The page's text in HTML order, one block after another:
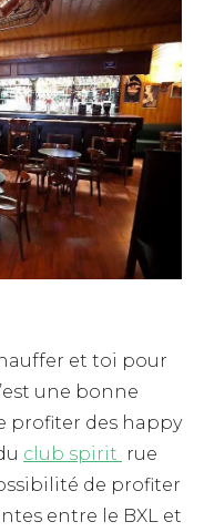
et toi pour
une bonne
profiter des happy
club spirit rue
de profiter
entre le BXL et